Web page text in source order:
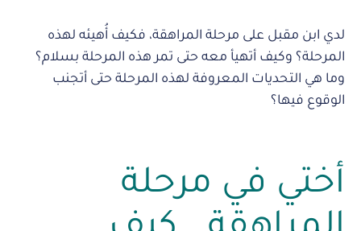
لدي ابن مقبل على مرحلة المراهقة، فكيف أُهيئه لهذه
المرحلة؟ وكيف أتهيأ معه حتى تمر هذه المرحلة بسلام؟
وما هي التحديات المعروفة لهذه المرحلة حتى أتجنب
الوقوع فيها؟
أختي في مرحلة